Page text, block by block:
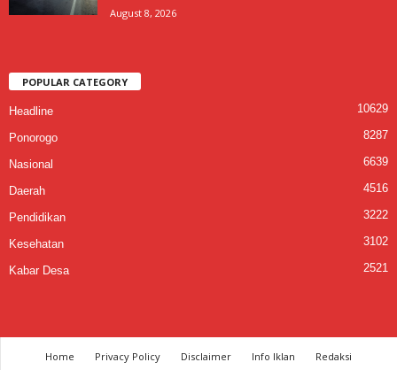
August 8, 2026
POPULAR CATEGORY
Headline 10629
Ponorogo 8287
Nasional 6639
Daerah 4516
Pendidikan 3222
Kesehatan 3102
Kabar Desa 2521
Home Privacy Policy Disclaimer Info Iklan Redaksi